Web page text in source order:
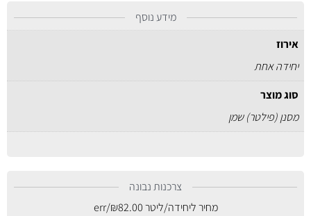
מידע נוסף
אירוז
יחידה אחת
סוג מוצר
מסנן (פילטר) שמן
צרכנות נבונה
מחיר ליחידה/ליטר
₪82.00
/err